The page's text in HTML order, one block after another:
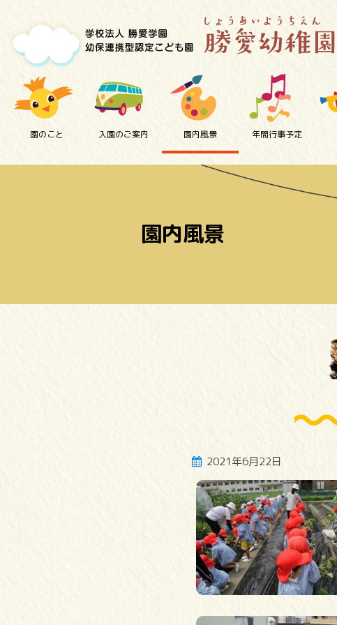
園のこと 入園のご案内 園内風景 年間行事予定
園内風景
2021年6月22日